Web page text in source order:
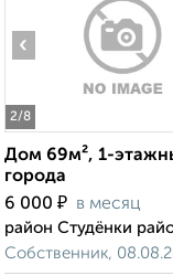
2/8
‹
Дом 69м², 1-
города
6 000 ₽ в месяц
район Студёнки
Собственник,